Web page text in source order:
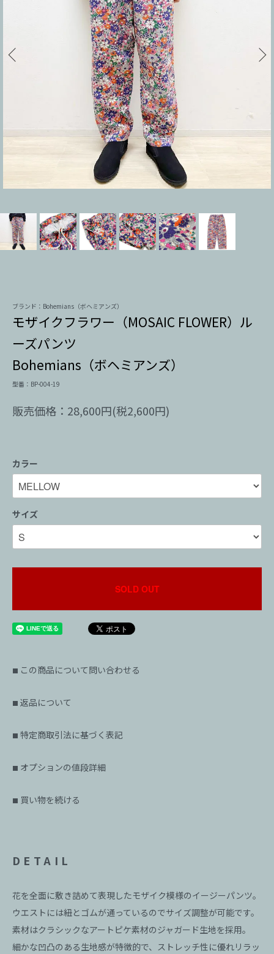
ブランド：Bohemians（ボヘミアンズ）
モザイクフラワー（MOSAIC FLOWER）ル
ーズパンツ
Bohemians（ボヘミアンズ）
型番：BP-004-19
販売価格：28,600円(税2,600円)
カラー
サイズ
SOLD OUT
■ この商品について問い合わせる
■ 返品について
■ 特定商取引法に基づく表記
■ オプションの値段詳細
■ 買い物を続ける
DETAIL
花を全面に敷き詰めて表現したモザイク模様のイージーパンツ。
ウエストには紐とゴムが通っているのでサイズ調整が可能です。
素材はクラシックなアートピケ素材のジャガード生地を採用。
細かな凹凸のある生地感が特徴的で、ストレッチ性に優れリラッ